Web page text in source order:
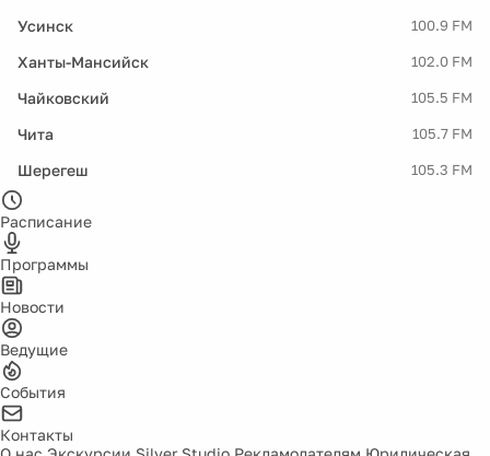
Усинск 100.9 FM
Ханты-Мансийск 102.0 FM
Чайковский 105.5 FM
Чита 105.7 FM
Шерегеш 105.3 FM
Расписание
Программы
Новости
Ведущие
События
Контакты